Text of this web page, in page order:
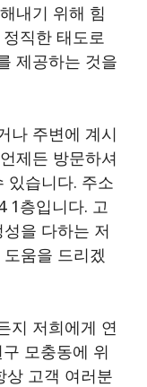
내기 위해 힘
직한 태도로
제공하는 것을
나 주변에 계시
제든 방문하셔
있습니다. 주소
1층입니다. 고
을 다하는 저
움을 드리겠
지 저희에게 연
모충동에 위
상 고객 여러분